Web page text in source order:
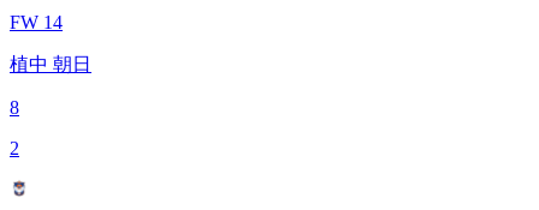
FW 14
植中 朝日
8
2